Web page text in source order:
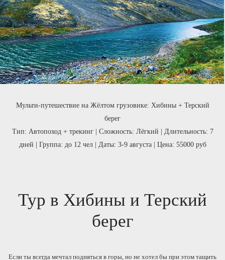
Мульти-путешествие на Жёлтом грузовике: Хибины + Терский
берег
Тип: Автопоход + трекинг | Сложность: Лёгкий | Длительность: 7
дней | Группа: до 12 чел | Даты: 3-9 августа | Цена: 55000 руб
Тур в Хибины и Терский
берег
Если ты всегда мечтал подняться в горы, но не хотел бы при этом тащить